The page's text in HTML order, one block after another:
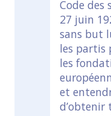
Code des
27 juin
sans but
les partis
les
et